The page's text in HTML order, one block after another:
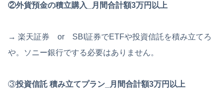
②外貨預金の積立購入_月間合計額3万円以上
→ 楽天証券 or SBI証券でETFや投資信託を積み立てろ
や。ソニー銀行でする必要はありません。
③投資信託 積み立てプラン _月間合計額3万円以上